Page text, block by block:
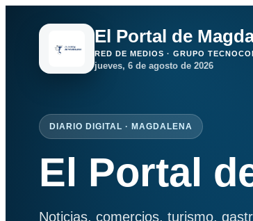
El Portal de
RED DE MEDIOS · GRUPO
jueves, 6 de agosto de 2026
DIARIO DIGITAL · MAGDALENA
El Portal
Noticias, comercios, turismo,